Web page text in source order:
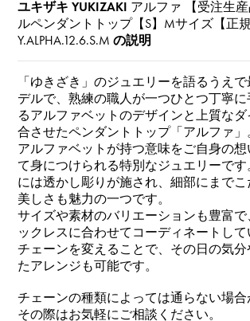
ユキザキ YUKIZAKI アルファ 【受注生
ルペンダントトップ【S】Mサイズ【正規
Y.ALPHA.12.6.S.M の説明
「ゆきざき」のジュエリーを語るうえ
デルで、熟練の職人が一つひとつ丁寧
るアルファベットのデザインと上質な
合させたペンダントトップ「アルファ」
アルファベットが持つ意味をご自身の
て身につけられる特別なジュエリーで
には透かし彫りが施され、細部にまで
美しさも魅力の一つです。
サイズや素材のバリエーションも豊富
ックレスに合わせてコーディネートして
チェーンを変えることで、その日の気
たアレンジも可能です。
チェーンの種類によっては通らない場合
その際はお気軽にご相談ください。